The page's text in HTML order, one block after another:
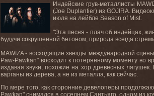
Индейские грув-металлисты
(Joe Duplantier) из GOJIRA.
июля на лейбле Season of Mist.
"Эта песня - плач об индейцах,
будучи сокрушенной бетоном, природа всегда
MAWIZA - восходящие звезды международной
Paw-Pawkan" восходит к потерянному моменту во
издавая звуки, похожие на хор древесных
варганы из дерева, а не из металла, как сейчас.
По мере того, как сторонние девелоперы
Pawkan" снимался в соседнем Сантьяго, одном из